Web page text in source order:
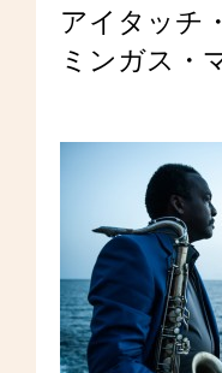
アイタッチ
ミンガス・